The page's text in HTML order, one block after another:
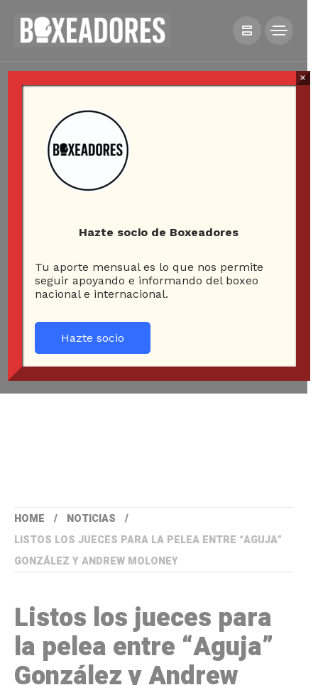
HOME
NOTICIAS
LISTOS LOS JUECES PARA LA PELEA ENTRE “AGUJA”
GONZÁLEZ Y ANDREW MOLONEY
Listos los jueces para
la pelea entre “Aguja”
González y Andrew
Hazte socio de Boxeadores
Tu aporte mensual es lo que nos permite
seguir apoyando e informando del boxeo
nacional e internacional.
Hazte socio
×